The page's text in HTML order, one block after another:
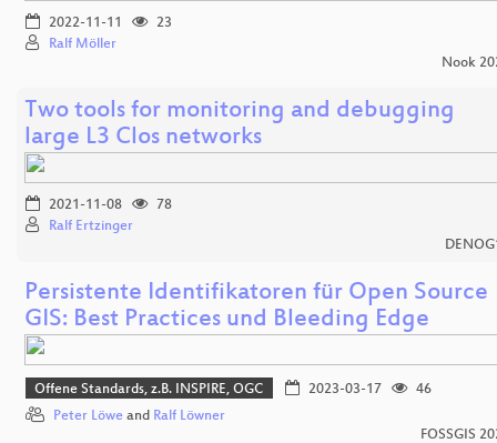
2022-11-11
23
Ralf Möller
Nook
Two tools for monitoring and debugging
large L3 Clos networks
2021-11-08
78
Ralf Ertzinger
Persistente Identifikatoren für Open Source
GIS: Best Practices und Bleeding Edge
Offene Standards, z.B. INSPIRE, OGC 2023-03-17
46
Peter Löwe and Ralf Löwner
FOSSGIS